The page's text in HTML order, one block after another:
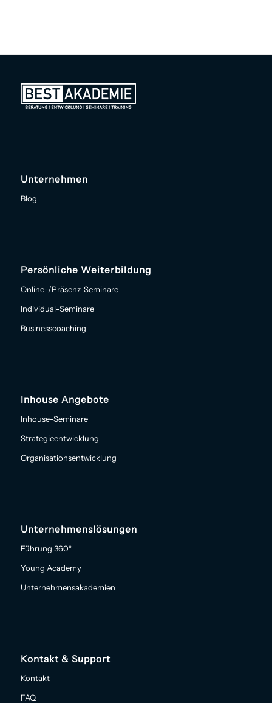
Unternehmen
Blog
Persönliche Weiterbildung
Online-/Präsenz-Seminare
Individual-Seminare
Businesscoaching
Inhouse Angebote
Inhouse-Seminare
Strategieentwicklung
Organisationsentwicklung
Unternehmenslösungen
Führung 360°
Young Academy
Unternehmensakademien
Kontakt & Support
Kontakt
FAQ